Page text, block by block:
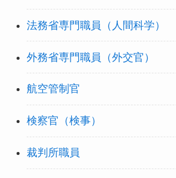
法務省専門職員（人間科学）
外務省専門職員（外交官）
航空管制官
検察官（検事）
裁判所職員